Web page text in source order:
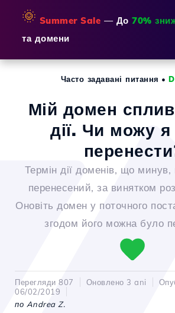
🌞 Summer Sale — До 70%
та домени
Часто задавані питання •
Мій домен
дії. Чи можу я
Термін дії доменів, що
перенесений, за винятком
Оновіть домен у поточного
згодом його можна було
Перегляди 807 Оновлено 3 ani
06/02/2019
по Andrea Z.